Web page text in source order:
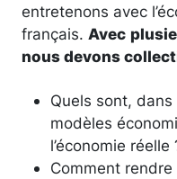
entretenons avec
français. Avec
nous devons
Quels sont,
modèles
l’économie réelle
Comment